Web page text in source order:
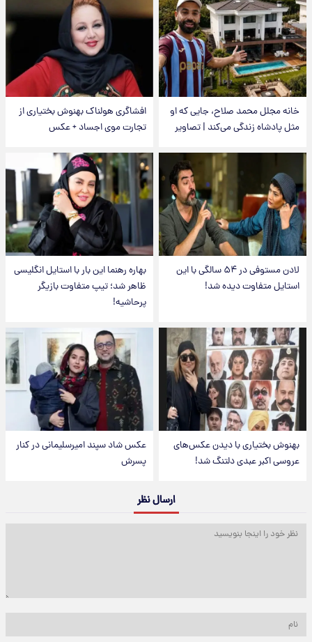
خانه مجلل محمد صلاح، جایی که او
مثل پادشاه زندگی می‌کند | تصاویر
افشاگری هولناک بهنوش بختیاری از
تجارت موی اجساد + عکس
لادن مستوفی در ۵۴ سالگی با این
استایل متفاوت دیده شد!
بهاره رهنما این بار با استایل انگلیسی
ظاهر شد؛ تیپ متفاوت بازیگر
پرحاشیه!
بهنوش بختیاری با دیدن عکس‌های
عروسی اکبر عبدی دلتنگ شد!
عکس شاد سپند امیرسلیمانی در کنار
پسرش
ارسال نظر